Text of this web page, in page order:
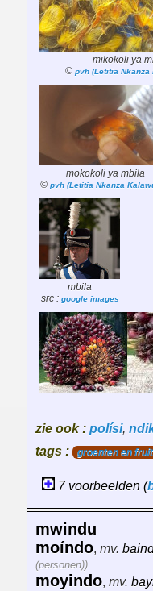
mikokoli ya
© pvh (Letitia Nkanza
mokokoli ya mbila
© pvh (Letitia Nkanza
mbila
src : google images
zie ook : polísi,
tags :
groenten en fruit
7 voorbeelden (
mwindu
moíndo, mv.
(personen))
moyindo, mv.